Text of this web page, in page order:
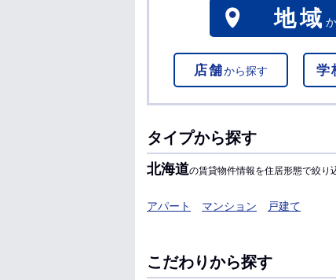
地域
店舗から探す 学
タイプから探す
北海道の賃貸物件情報を住居形態で絞り
アパート マンション 戸建て
こだわりから探す